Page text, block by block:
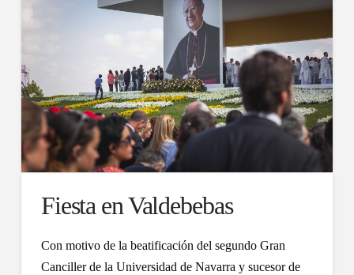
Fiesta en Valdebebas
Con motivo de la beatificación del segundo Gran
Canciller de la Universidad de Navarra y sucesor de